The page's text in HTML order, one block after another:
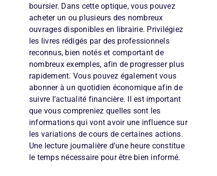
boursier. Dans cette optique, vous pouvez
acheter un ou plusieurs des nombreux
ouvrages disponibles en librairie. Privilégiez
les livres rédigés par des professionnels
reconnus, bien notés et comportant de
nombreux exemples, afin de progresser plus
rapidement. Vous pouvez également vous
abonner à un quotidien économique afin de
suivre l’actualité financière. Il est important
que vous compreniez quelles sont les
informations qui vont avoir une influence sur
les variations de cours de certaines actions.
Une lecture journalière d’une heure constitue
le temps nécessaire pour être bien informé.